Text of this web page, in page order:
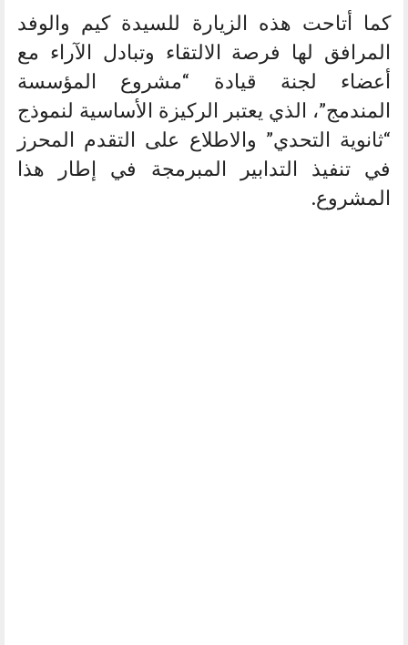
كما أتاحت هذه الزيارة للسيدة كيم والوفد
المرافق لها فرصة الالتقاء وتبادل الآراء مع
أعضاء لجنة قيادة “مشروع المؤسسة
المندمج”، الذي يعتبر الركيزة الأساسية لنموذج
“ثانوية التحدي” والاطلاع على التقدم المحرز
في تنفيذ التدابير المبرمجة في إطار هذا
المشروع.